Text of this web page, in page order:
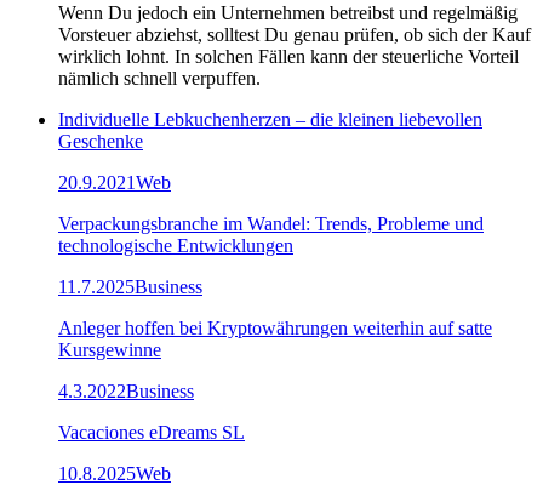
Wenn Du jedoch ein Unternehmen betreibst und regelmäßig
Vorsteuer abziehst, solltest Du genau prüfen, ob sich der Kauf
wirklich lohnt. In solchen Fällen kann der steuerliche Vorteil
nämlich schnell verpuffen.
Individuelle Lebkuchenherzen – die kleinen liebevollen
Geschenke
20.9.2021Web
Verpackungsbranche im Wandel: Trends, Probleme und
technologische Entwicklungen
11.7.2025Business
Anleger hoffen bei Kryptowährungen weiterhin auf satte
Kursgewinne
4.3.2022Business
Vacaciones eDreams SL
10.8.2025Web